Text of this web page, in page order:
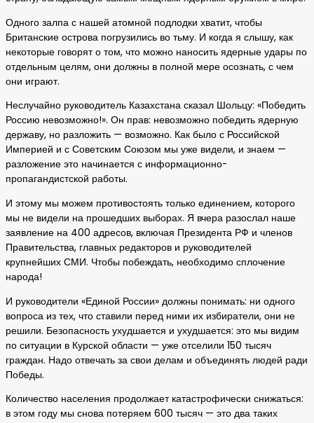
Одного залпа с нашей атомной подлодки хватит, чтобы
Британские острова погрузились во тьму. И когда я слышу, как
некоторые говорят о том, что можно наносить ядерные удары по
отдельным целям, они должны в полной мере осознать, с чем
они играют.
Неслучайно руководитель Казахстана сказал Шольцу: «Победить
Россию невозможно!». Он прав: невозможно победить ядерную
державу, но разложить — возможно. Как было с Российской
Империей и с Советским Союзом мы уже видели, и знаем —
разложение это начинается с информационно-
пропагандистской работы.
И этому мы можем противостоять только единением, которого
мы не видели на прошедших выборах. Я вчера разослал наше
заявление на 400 адресов, включая Президента РФ и членов
Правительства, главных редакторов и руководителей
крупнейших СМИ. Чтобы побеждать, необходимо сплочение
народа!
И руководители «Единой России» должны понимать: ни одного
вопроса из тех, что ставили перед ними их избиратели, они не
решили. Безопасность ухудшается и ухудшается: это мы видим
по ситуации в Курской области — уже отселили 150 тысяч
граждан. Надо отвечать за свои делам и объединять людей ради
Победы.
Количество населения продолжает катастрофически снижаться:
в этом году мы снова потеряем 600 тысяч — это два таких